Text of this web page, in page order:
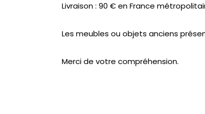
Livraison : 90 € en France
Les meubles ou objets anciens
Merci de votre compréhension.